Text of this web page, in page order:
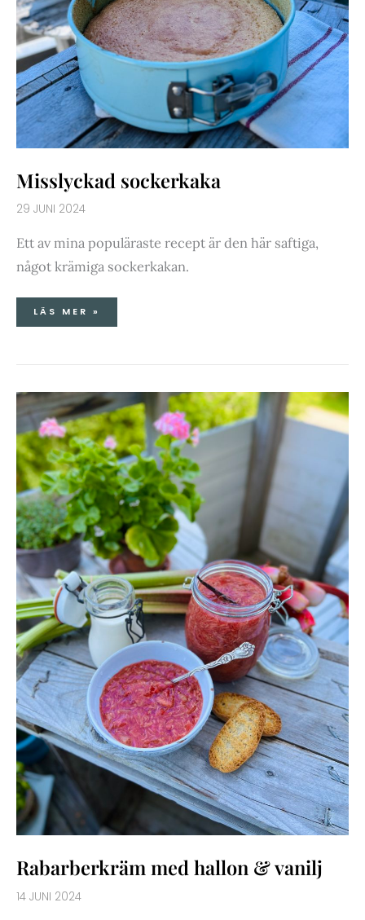
Misslyckad sockerkaka
29 JUNI 2024
Ett av mina populäraste recept är den här saftiga,
något krämiga sockerkakan.
LÄS MER »
Rabarberkräm med hallon & vanilj
14 JUNI 2024
RABARBERKRÄM
MED
HALLON
&
VANILJ